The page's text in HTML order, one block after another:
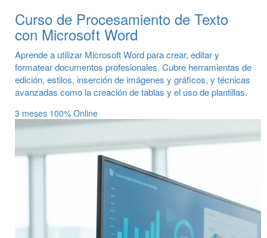
Curso de Procesamiento de Texto
con Microsoft Word
Aprende a utilizar Microsoft Word para crear, editar y
formatear documentos profesionales. Cubre herramientas de
edición, estilos, inserción de imágenes y gráficos, y técnicas
avanzadas como la creación de tablas y el uso de plantillas.
3 meses 100% Online